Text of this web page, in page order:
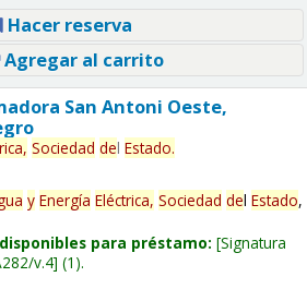
Hacer reserva
Agregar al carrito
San Antoni Oeste,
Sociedad del Estado.
y Energía Eléctrica, Sociedad del Estado,
para préstamo: Signatura
v.4 (1).